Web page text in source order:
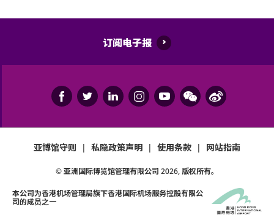
订阅电子报
亚博馆守则 | 私隐政策声明 | 使用条款 | 网站指南
© 亚洲国际博览馆管理有限公司 2026, 版权所有。
本公司为香港机场管理局旗下香港国际机场服务控股有限公
司的成员之一